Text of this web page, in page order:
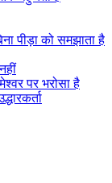
पीड़ा को समझाता है
पर भरोसा है